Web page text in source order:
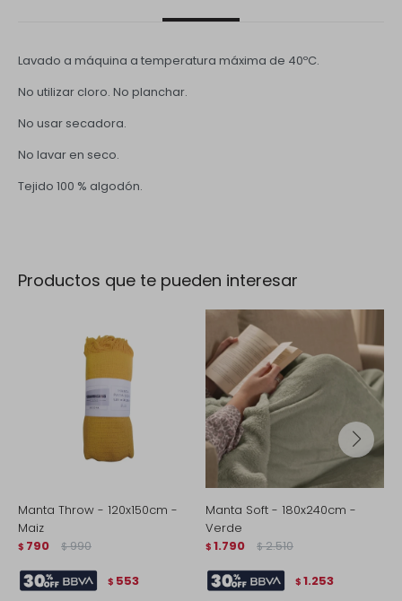
Lavado a máquina a temperatura máxima de 40ºC.
No utilizar cloro. No planchar.
No usar secadora.
No lavar en seco.
Tejido 100 % algodón.
Productos que te pueden interesar
Manta Throw - 120x150cm -
Maiz
$ 790 $ 990
$ 553
Manta Soft - 180x240cm -
Verde
$ 1.790 $ 2.510
$ 1.253